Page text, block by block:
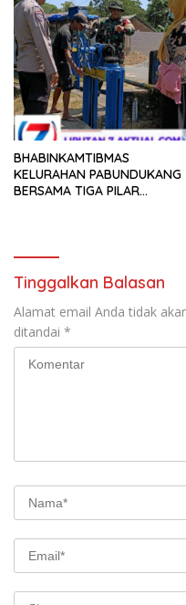
BHABINKAMTIBMAS
KELURAHAN PABUNDUKANG
BERSAMA TIGA PILAR
Tinggalkan Balasan
Alamat email Anda tidak
ditandai *